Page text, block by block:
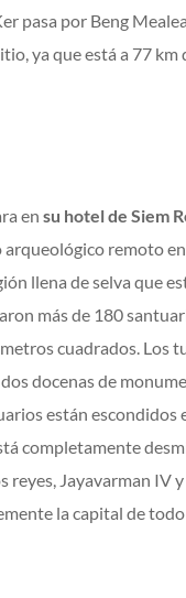
pasa por Beng
ya que está a 77 km
en su hotel de Siem
arqueológico remoto
llena de selva que
más de 180
cuadrados. Los
docenas de
están escondidos
completamente
reyes, Jayavarman IV
la capital de